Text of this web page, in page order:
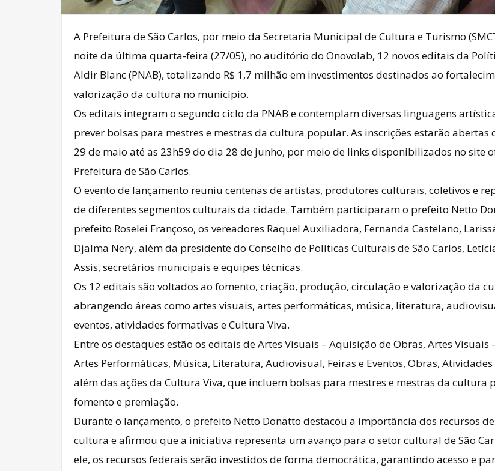
A Prefeitura de São Carlos, por meio da Secretaria Municipal de Cultura e Turismo
noite da última quarta-feira (27/05), no auditório do Onovolab, 12 novos editais da
Aldir Blanc (PNAB), totalizando R$ 1,7 milhão em investimentos destinados ao
valorização da cultura no município.
Os editais integram o segundo ciclo da PNAB e contemplam diversas linguagens
prever bolsas para mestres e mestras da cultura popular. As inscrições estarão abertas
29 de maio até as 23h59 do dia 28 de junho, por meio de links disponibilizados no site
Prefeitura de São Carlos.
O evento de lançamento reuniu centenas de artistas, produtores culturais, coletivos e
de diferentes segmentos culturais da cidade. Também participaram o prefeito Netto
prefeito Roselei Françoso, os vereadores Raquel Auxiliadora, Fernanda Castelano,
Djalma Nery, além da presidente do Conselho de Políticas Culturais de São Carlos,
Assis, secretários municipais e equipes técnicas.
Os 12 editais são voltados ao fomento, criação, produção, circulação e valorização da
abrangendo áreas como artes visuais, artes performáticas, música, literatura,
eventos, atividades formativas e Cultura Viva.
Entre os destaques estão os editais de Artes Visuais – Aquisição de Obras, Artes Visuais
Artes Performáticas, Música, Literatura, Audiovisual, Feiras e Eventos, Obras,
além das ações da Cultura Viva, que incluem bolsas para mestres e mestras da cultura
fomento e premiação.
Durante o lançamento, o prefeito Netto Donatto destacou a importância dos recursos
cultura e afirmou que a iniciativa representa um avanço para o setor cultural de São
ele, os recursos federais serão investidos de forma democrática, garantindo acesso e